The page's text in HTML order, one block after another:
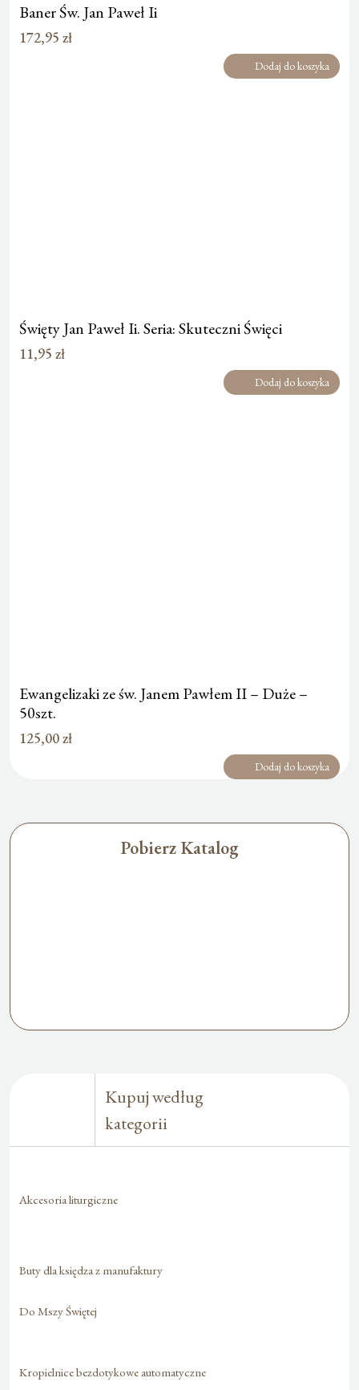
Baner Św. Jan Paweł Ii
172,95 zł
Dodaj do koszyka
Święty Jan Paweł Ii. Seria: Skuteczni Święci
11,95 zł
Dodaj do koszyka
Ewangelizaki ze św. Janem Pawłem II – Duże –
50szt.
125,00zł
Dodaj do koszyka
Pobierz Katalog
Kupuj według
kategorii
Akcesoria liturgiczne
Buty dla księdza z manufaktury
Do Mszy Świętej
Kropielnice bezdotykowe automatyczne